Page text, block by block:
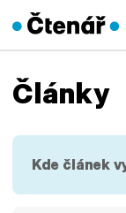
Články
Kde článek